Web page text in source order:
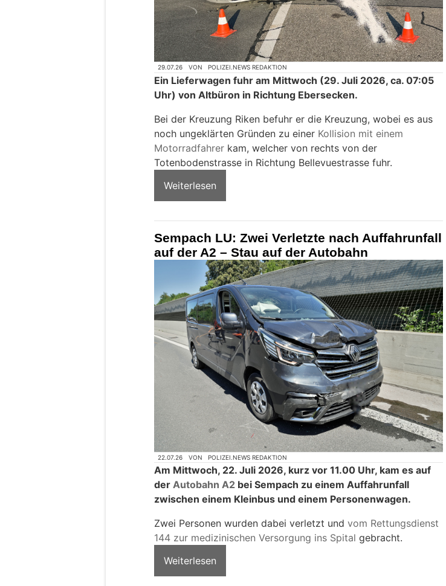
29.07.26 VON POLIZEI.NEWS REDAKTION
Ein Lieferwagen fuhr am Mittwoch (29. Juli 2026, ca. 07:05
Uhr) von Altbüron in Richtung Ebersecken.
Bei der Kreuzung Riken befuhr er die Kreuzung, wobei es aus
noch ungeklärten Gründen zu einer Kollision mit einem
Motorradfahrer kam, welcher von rechts von der
Totenbodenstrasse in Richtung Bellevuestrasse fuhr.
Weiterlesen
Sempach LU: Zwei Verletzte nach Auffahrunfall
auf der A2 – Stau auf der Autobahn
22.07.26 VON POLIZEI.NEWS REDAKTION
Am Mittwoch, 22. Juli 2026, kurz vor 11.00 Uhr, kam es auf
der Autobahn A2 bei Sempach zu einem Auffahrunfall
zwischen einem Kleinbus und einem Personenwagen.
Zwei Personen wurden dabei verletzt und vom Rettungsdienst
144 zur medizinischen Versorgung ins Spital gebracht.
Weiterlesen